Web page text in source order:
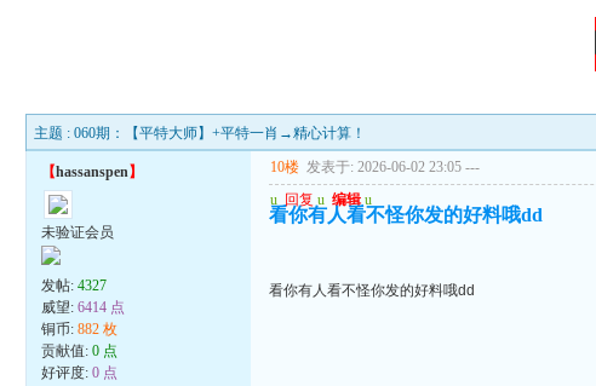
主题 : 060期：【平特大师】+平特一肖→精心计算！
【hassanspen】
未验证会员
发帖:4327
威望:6414 点
铜币:882 枚
贡献值:0 点
好评度:0 点
10楼 发表于: 2026-06-02 23:05 ---
u 回复 u 编辑 u
看你有人看不怪你发的好料哦dd
看你有人看不怪你发的好料哦dd